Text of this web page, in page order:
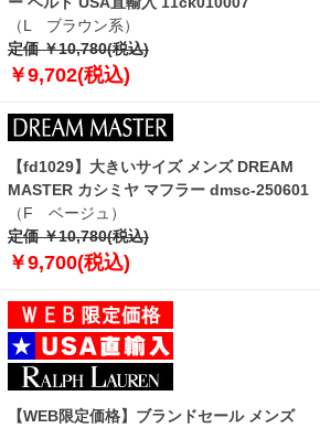
（L ブラウン系）
定価 ￥10,780(税込)
￥9,702(税込)
【fd1029】大きいサイズ メンズ DREAM
MASTER カシミヤ マフラー dmsc-250601
（F ベージュ）
定価 ￥10,780(税込)
￥9,700(税込)
【WEB限定価格】ブランドセール メンズ